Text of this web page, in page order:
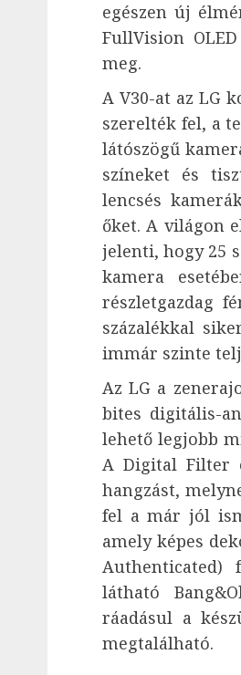
egészen új
FullVision
meg.
A V30-at az LG
szerelték fel, a
látószögű
színeket és
lencsés
őket. A világon
jelenti, hogy 25
kamera
részletgazdag
százalékkal
immár szinte
Az LG a
bites digitális-
lehető legjobb
A Digital Filter
hangzást,
fel a már jól
amely képes
látható
ráadásul a
megtalálható.